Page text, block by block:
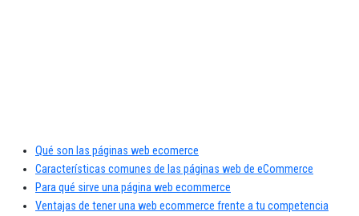
Qué son las páginas web ecomerce
Características comunes de las páginas web de eCommerce
Para qué sirve una página web ecommerce
Ventajas de tener una web ecommerce frente a tu competencia